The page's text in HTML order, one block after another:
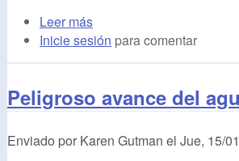
Leer más
Inicie sesión para comentar
Peligroso avance del
Enviado por Karen Gutman el Jue, 15/